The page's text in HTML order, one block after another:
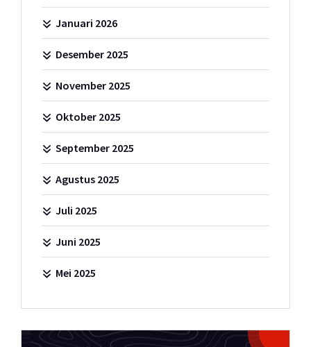
Januari 2026
Desember 2025
November 2025
Oktober 2025
September 2025
Agustus 2025
Juli 2025
Juni 2025
Mei 2025